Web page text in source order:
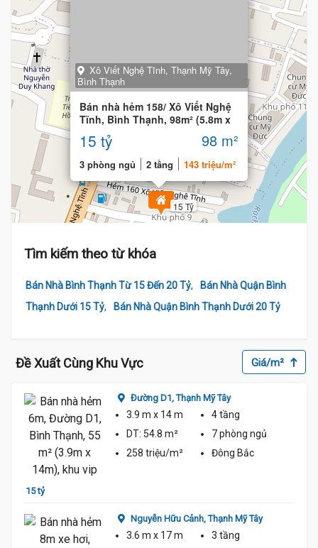
15 Tỷ
Xô Viết Nghệ Tĩnh, Thạnh Mỹ Tây,
Bình Thạnh
Bán nhà hẻm 158/ Xô Viết Nghệ
Tĩnh, Bình Thạnh, 98m² (5.8m x
15 tỷ 98 m²
3 phòng ngủ 2 tầng 143 triệu/m²
Tìm kiếm theo từ khóa
Bán Nhà Bình Thạnh Từ 15 Đến 20 Tỷ,
Bán Nhà Quận Bình
Thạnh Dưới 15 Tỷ, Bán Nhà Quận Bình Thạnh Dưới 20 Tỷ
Đề Xuất Cùng Khu Vực Giá/m²
15 tỷ
Đường D1,Thạnh Mỹ Tây
3.9 m x 14 m
4 tầng
DT: 54.8 m² 7 phòng ngủ
258 triệu/m²
Đông Bắc
Nguyễn Hữu Cảnh,Thạnh Mỹ Tây
3.6 m x 17 m
3 tầng